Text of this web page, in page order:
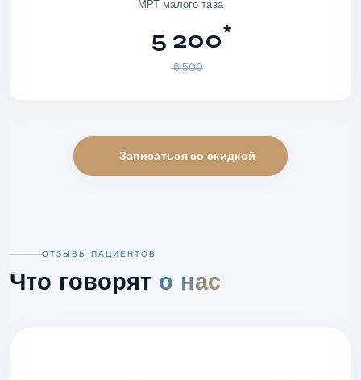
МРТ малого таза
5 200*
6 500
Записаться со скидкой
ОТЗЫВЫ ПАЦИЕНТОВ
Что говорят о нас